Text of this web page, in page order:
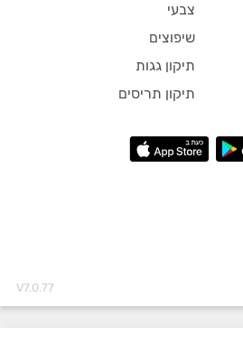
צבעי
שיפוצים
תיקון גגות
תיקון תריסים
V7.0.77